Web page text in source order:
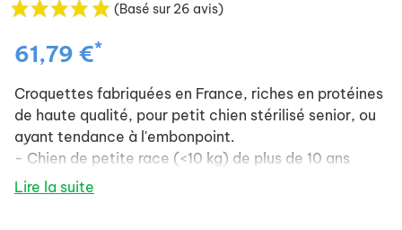
(Basé sur 26 avis)
61,79 €*
Croquettes fabriquées en France, riches en protéines
de haute qualité, pour petit chien stérilisé senior, ou
ayant tendance à l'embonpoint.
- Chien de petite race (<10 kg) de plus de 10 ans
Lire la suite